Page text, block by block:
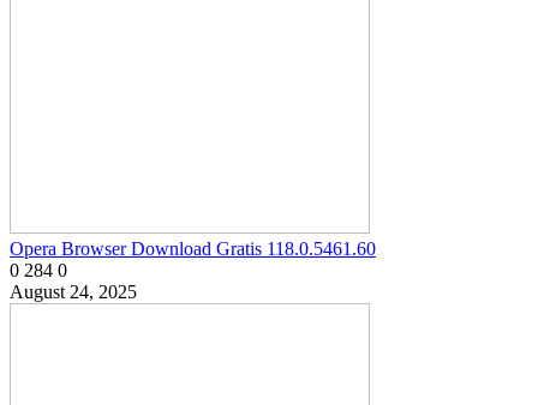
Opera Browser Download Gratis 118.0.5461.60
0 284 0
August 24, 2025